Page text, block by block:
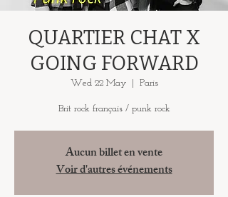
QUARTIER CHAT X
GOING FORWARD
Wed 22 May
  |
Paris
Brit rock français / punk rock
Aucun billet en vente
Voir d'autres événements